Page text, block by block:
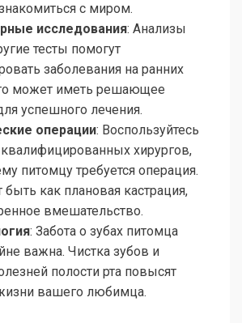
с миром.
исследования: Анализы
тесты помогут
заболевания на ранних
может иметь решающее
успешного лечения.
операции: Воспользуйтесь
хирургов,
питомцу требуется операция.
как плановая кастрация,
вмешательство.
: Забота о зубах питомца
важна. Чистка зубов и
полости рта повысят
вашего любимца.